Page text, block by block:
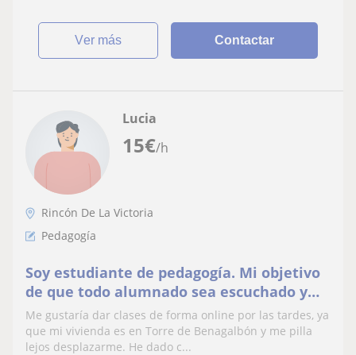
ver más Contactar
15€/h
Lucia
Rincón De La Victoria
Pedagogía
Soy estudiante de pedagogía. Mi objetivo
de que todo alumnado sea escuchado y
motivado al estudio. Daré clase a
cualquier alumno.
Me gustaría dar clases de forma online por las tardes, ya
que mi vivienda es en Torre de Benagalbón y me pilla
lejos desplazarme. He dado c...